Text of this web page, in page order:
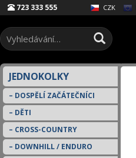
723 333 555 CZK
JEDNOKOLKY
DOSPĚLÍ ZAČÁTEČNÍCI
DĚTI
CROSS-COUNTRY
DOWNHILL / ENDURO